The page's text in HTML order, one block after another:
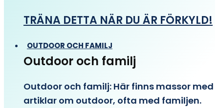
TRÄNA DETTA NÄR DU ÄR FÖRKYLD!
OUTDOOR OCH FAMILJ
Outdoor och familj
Outdoor och familj: Här finns massor med
artiklar om outdoor, ofta med familjen.